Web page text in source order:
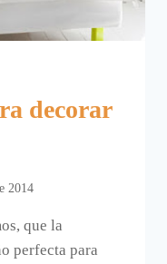
decorar
2014
que la
perfecta para